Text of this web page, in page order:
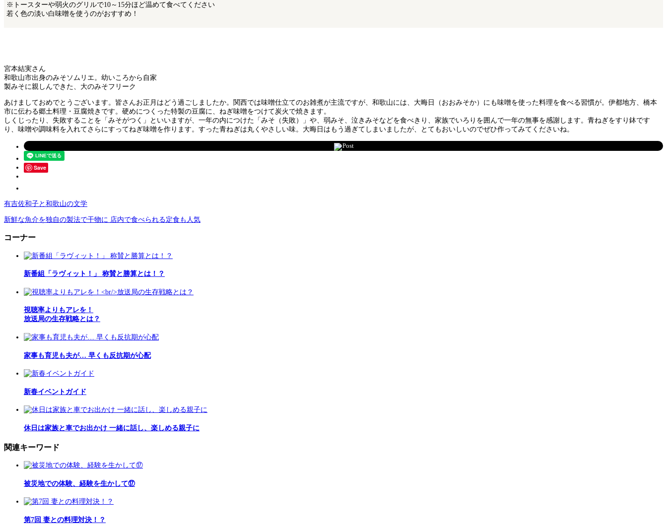
※トースターや弱火のグリルで10～15分ほど温めて食べてください
若く色の淡い白味噌を使うのがおすすめ！
宮本結実さん
和歌山市出身のみそソムリエ。幼いころから自家
製みそに親しんできた、大のみそフリーク
あけましておめでとうございます。皆さんお正月はどう過ごしましたか。関西では味噌仕立てのお雑煮が主流ですが、和歌山には、大晦日（おおみそか）にも味噌を使った料理を食べる習慣が。伊都地方、橋本
市に伝わる郷土料理・豆腐焼きです。硬めにつくった特製の豆腐に、ねぎ味噌をつけて炭火で焼きます。
しくじったり、失敗することを「みそがつく」といいますが、一年の内につけた「みそ（失敗）」や、弱みそ、泣きみそなどを食べきり、家族でいろりを囲んで一年の無事を感謝します。青ねぎをすり鉢です
り、味噌や調味料を入れてさらにすってねぎ味噌を作ります。すった青ねぎは丸くやさしい味。大晦日はもう過ぎてしまいましたが、とてもおいしいのでぜひ作ってみてくださいね。
Post
Save
有吉佐和子と和歌山の文学
新鮮な魚介を独自の製法で干物に 店内で食べられる定食も人気
コーナー
新番組「ラヴィット！」 称賛と勝算とは！？
視聴率よりもアレを！
放送局の生存戦略とは？
家事も育児も夫が… 早くも反抗期が心配
新春イベントガイド
休日は家族と車でお出かけ 一緒に話し、楽しめる親子に
関連キーワード
被災地での体験、経験を生かして⑰
第7回 妻との料理対決！？